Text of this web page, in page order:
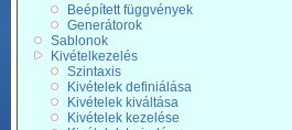
Beépített függvények
Generátorok
Sablonok
Kivételkezelés
Szintaxis
Kivételek definiálása
Kivételek kiváltása
Kivételek kezelése